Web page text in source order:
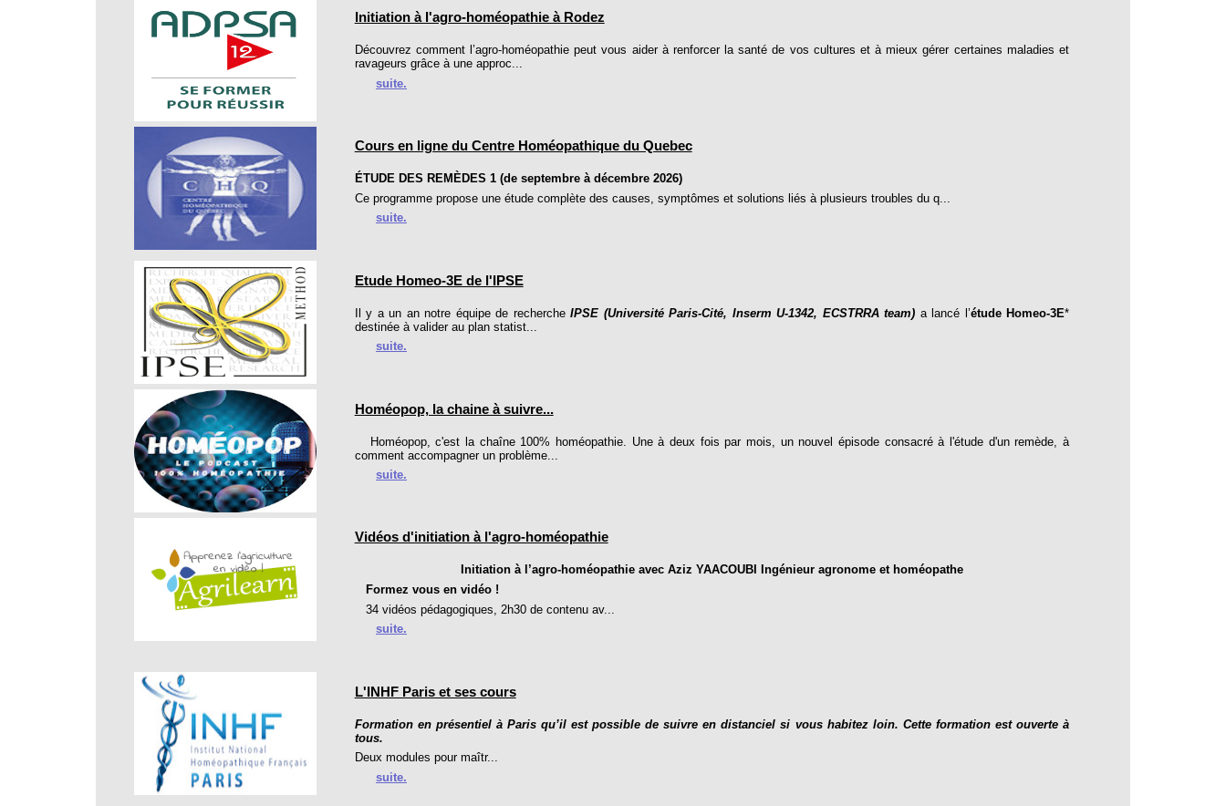
Initiation à l'agro-homéopathie à Rodez
Découvrez comment l’agro-homéopathie peut vous aider à renforcer la santé de vos cultures et à mieux gérer certaines maladies et
ravageurs grâce à une approc...
suite.
Cours en ligne du Centre Homéopathique du Quebec
ÉTUDE DES REMÈDES 1 (de septembre à décembre 2026)
Ce programme propose une étude complète des causes, symptômes et solutions liés à plusieurs troubles du q...
suite.
Etude Homeo-3E de l'IPSE
Il y a un an notre équipe de rechercheIPSE (Université Paris-Cité, Inserm U-1342, ECSTRRA team) a lancé l’étude Homeo-3E*
destinée à valider au plan statist...
suite.
Homéopop, la chaine à suivre...
Homéopop, c'est la chaîne 100% homéopathie. Une à deux fois par mois, un nouvel épisode consacré à l'étude d'un remède, à
comment accompagner un problème...
suite.
Vidéos d'initiation à l'agro-homéopathie
Initiation à l’agro-homéopathie avec Aziz YAACOUBI Ingénieur agronome et homéopathe
Formez vous en vidéo !
34 vidéos pédagogiques, 2h30 de contenu av...
suite.
L'INHF Paris et ses cours
Formation en présentiel à Paris qu’il est possible de suivre en distanciel si vous habitez loin. Cette formation est ouverte à
tous.
Deux modules pour maîtr...
suite.